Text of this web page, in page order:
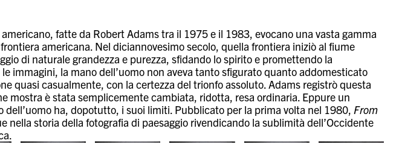
fatte da Robert Adams tra il 1975 e il 1983, evocano una vasta gamma
americana. Nel diciannovesimo secolo, quella frontiera iniziò al fiume
di naturale grandezza e purezza, sfidando lo spirito e promettendo la
immagini, la mano dell’uomo non aveva tanto sfigurato quanto addomesticato
quasi casualmente, con la certezza del trionfo assoluto. Adams registrò questa
mostra è stata semplicemente cambiata, ridotta, resa ordinaria. Eppure un
dell’uomo ha, dopotutto, i suoi limiti. Pubblicato per la prima volta nel 1980, From
nella storia della fotografia di paesaggio rivendicando la sublimità dell’Occidente